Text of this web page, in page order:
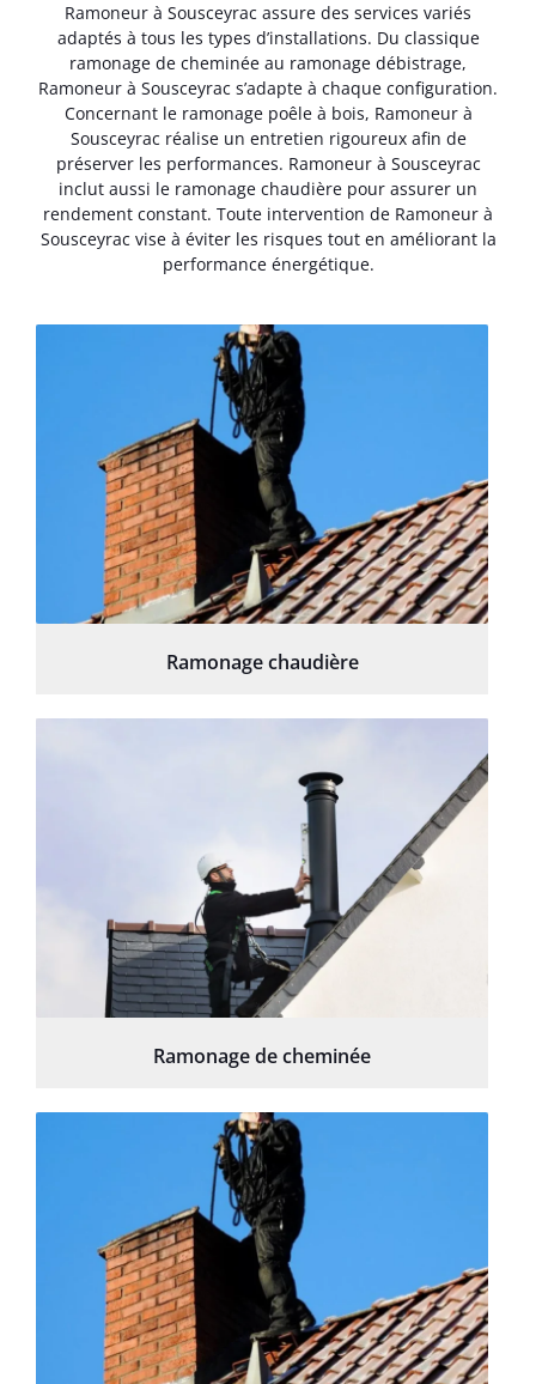
Ramoneur à Sousceyrac assure des services variés
adaptés à tous les types d’installations. Du classique
ramonage de cheminée au ramonage débistrage,
Ramoneur à Sousceyrac s’adapte à chaque configuration.
Concernant le ramonage poêle à bois, Ramoneur à
Sousceyrac réalise un entretien rigoureux afin de
préserver les performances. Ramoneur à Sousceyrac
inclut aussi le ramonage chaudière pour assurer un
rendement constant. Toute intervention de Ramoneur à
Sousceyrac vise à éviter les risques tout en améliorant la
performance énergétique.
Ramonage chaudière
Ramonage de cheminée